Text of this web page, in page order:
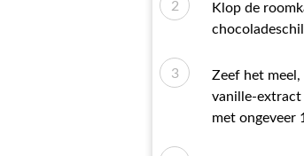
Klop de
Zeef het
vanille-extract
met ongeveer